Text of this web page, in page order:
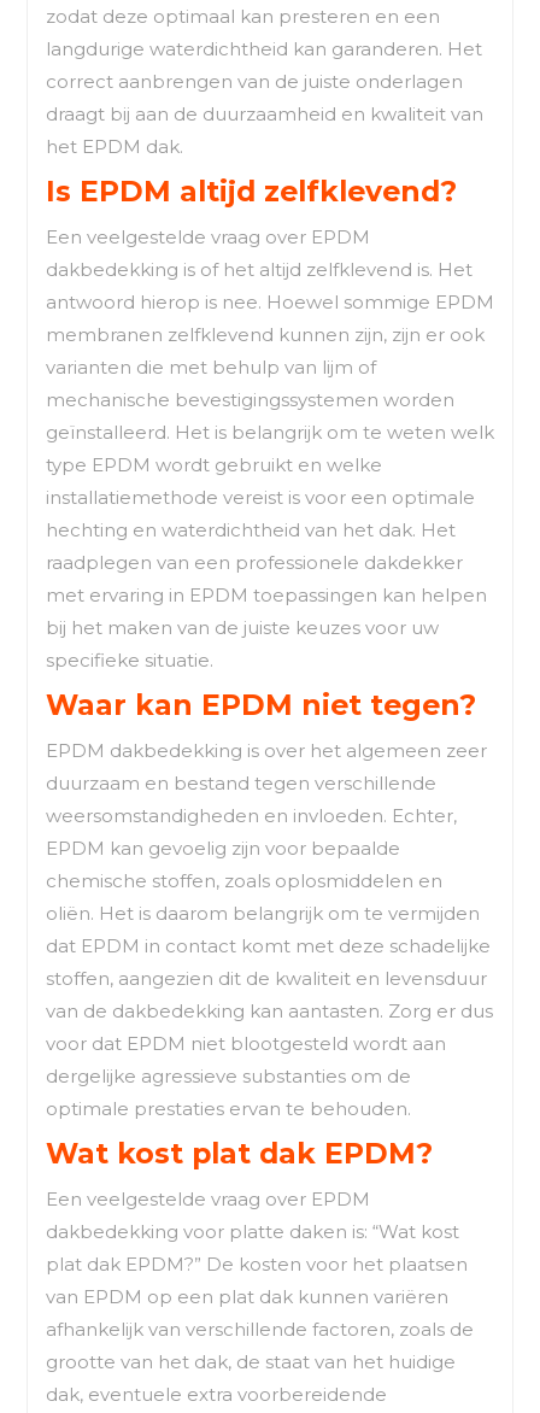
zodat deze optimaal kan presteren en een
langdurige waterdichtheid kan garanderen. Het
correct aanbrengen van de juiste onderlagen
draagt bij aan de duurzaamheid en kwaliteit van
het EPDM dak.
Is EPDM altijd zelfklevend?
Een veelgestelde vraag over EPDM
dakbedekking is of het altijd zelfklevend is. Het
antwoord hierop is nee. Hoewel sommige EPDM
membranen zelfklevend kunnen zijn, zijn er ook
varianten die met behulp van lijm of
mechanische bevestigingssystemen worden
geïnstalleerd. Het is belangrijk om te weten welk
type EPDM wordt gebruikt en welke
installatiemethode vereist is voor een optimale
hechting en waterdichtheid van het dak. Het
raadplegen van een professionele dakdekker
met ervaring in EPDM toepassingen kan helpen
bij het maken van de juiste keuzes voor uw
specifieke situatie.
Waar kan EPDM niet tegen?
EPDM dakbedekking is over het algemeen zeer
duurzaam en bestand tegen verschillende
weersomstandigheden en invloeden. Echter,
EPDM kan gevoelig zijn voor bepaalde
chemische stoffen, zoals oplosmiddelen en
oliën. Het is daarom belangrijk om te vermijden
dat EPDM in contact komt met deze schadelijke
stoffen, aangezien dit de kwaliteit en levensduur
van de dakbedekking kan aantasten. Zorg er dus
voor dat EPDM niet blootgesteld wordt aan
dergelijke agressieve substanties om de
optimale prestaties ervan te behouden.
Wat kost plat dak EPDM?
Een veelgestelde vraag over EPDM
dakbedekking voor platte daken is: “Wat kost
plat dak EPDM?” De kosten voor het plaatsen
van EPDM op een plat dak kunnen variëren
afhankelijk van verschillende factoren, zoals de
grootte van het dak, de staat van het huidige
dak, eventuele extra voorbereidende